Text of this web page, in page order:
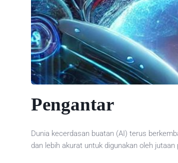
Pengantar
Dunia kecerdasan buatan (AI) terus
dan lebih akurat untuk digunakan oleh